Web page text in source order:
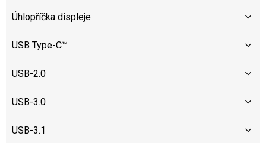
Úhlopříčka displeje
USB Type-C™
USB-2.0
USB-3.0
USB-3.1